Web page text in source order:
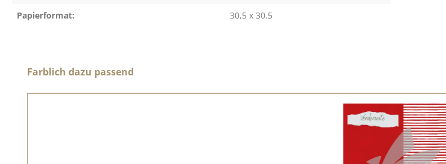
Papierformat:
30,5 x 30,5
Produktgalerie überspringen
Farblich dazu passend